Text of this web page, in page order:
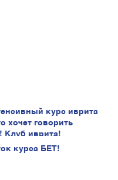
курс иврита
хочет говорить
Клуб иврита!
курса БЕТ!